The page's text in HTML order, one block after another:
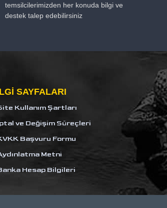
temsilcilerimizden her konuda bilgi ve
destek talep edebilirsiniz
SAYFALARI
Kullanım Şartları
ve Değişim Süreçleri
Başvuru Formu
Metni
Hesap Bilgileri